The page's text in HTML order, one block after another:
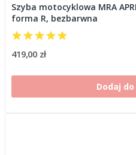
Szyba motocyklowa MRA
forma R, bezbarwna
419,00 zł
Dodaj